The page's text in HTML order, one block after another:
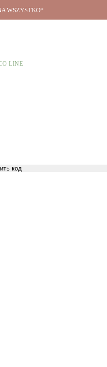
WSZYSTKO*
LINE
код